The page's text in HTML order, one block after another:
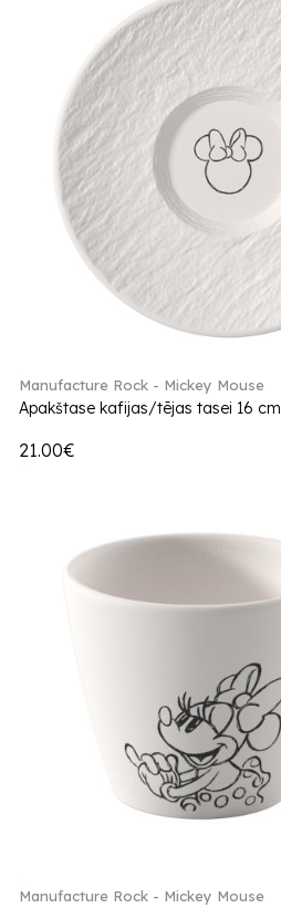
Manufacture Rock - Mickey Mouse
Apakštase kafijas/tējas tasei 16 cm
21.00€
Manufacture Rock - Mickey Mouse